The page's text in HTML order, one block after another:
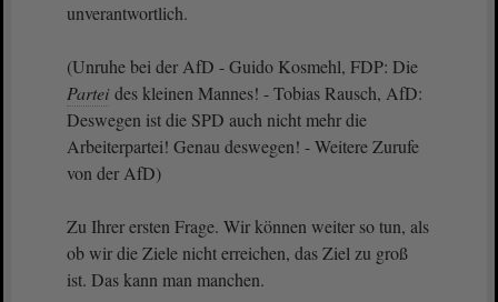
unverantwortlich.
(Unruhe bei der AfD - Guido Kosmehl, FDP: Die
Partei des kleinen Mannes! - Tobias Rausch, AfD:
Deswegen ist die SPD auch nicht mehr die
Arbeiterpartei! Genau deswegen! - Weitere Zurufe
von der AfD)
Zu Ihrer ersten Frage. Wir können weiter so tun, als
ob wir die Ziele nicht erreichen, das Ziel zu groß
ist. Das kann man manchen.